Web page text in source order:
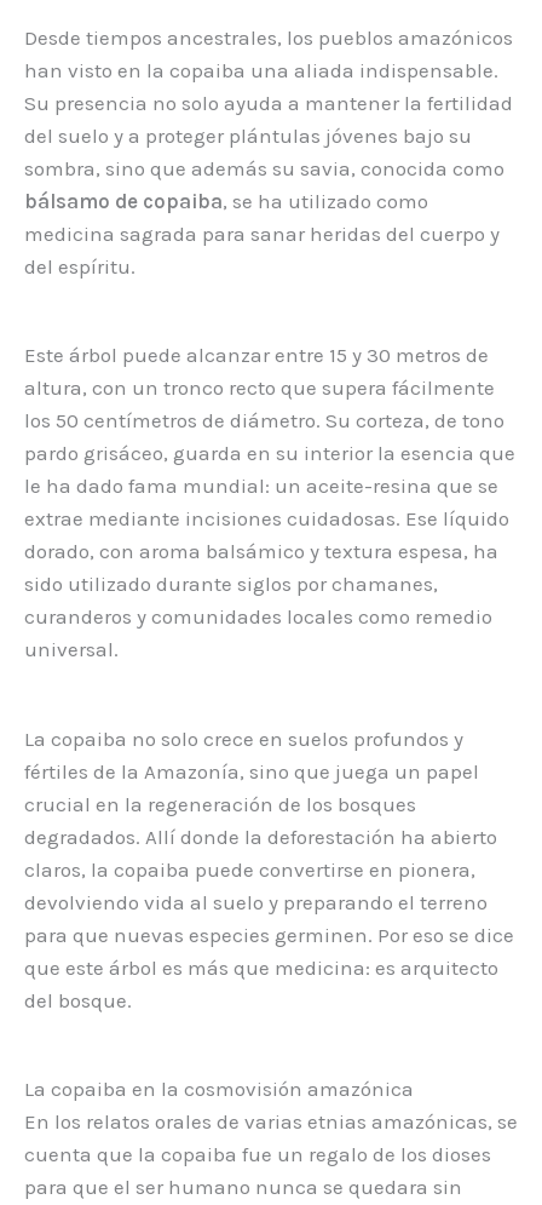
Desde tiempos ancestrales, los pueblos amazónicos
han visto en la copaiba una aliada indispensable.
Su presencia no solo ayuda a mantener la fertilidad
del suelo y a proteger plántulas jóvenes bajo su
sombra, sino que además su savia, conocida como
bálsamo de copaiba, se ha utilizado como
medicina sagrada para sanar heridas del cuerpo y
del espíritu.
Este árbol puede alcanzar entre 15 y 30 metros de
altura, con un tronco recto que supera fácilmente
los 50 centímetros de diámetro. Su corteza, de tono
pardo grisáceo, guarda en su interior la esencia que
le ha dado fama mundial: un aceite-resina que se
extrae mediante incisiones cuidadosas. Ese líquido
dorado, con aroma balsámico y textura espesa, ha
sido utilizado durante siglos por chamanes,
curanderos y comunidades locales como remedio
universal.
La copaiba no solo crece en suelos profundos y
fértiles de la Amazonía, sino que juega un papel
crucial en la regeneración de los bosques
degradados. Allí donde la deforestación ha abierto
claros, la copaiba puede convertirse en pionera,
devolviendo vida al suelo y preparando el terreno
para que nuevas especies germinen. Por eso se dice
que este árbol es más que medicina: es arquitecto
del bosque.
La copaiba en la cosmovisión amazónica
En los relatos orales de varias etnias amazónicas, se
cuenta que la copaiba fue un regalo de los dioses
para que el ser humano nunca se quedara sin